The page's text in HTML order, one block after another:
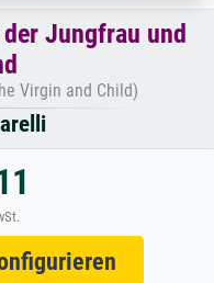
Jungfrau und
Virgin and Child)